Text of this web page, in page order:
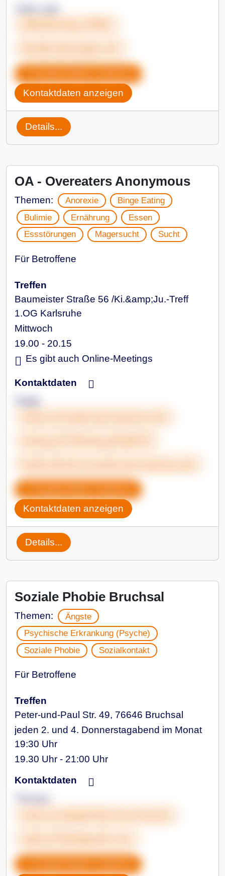
Kontaktdaten anzeigen
Details...
OA - Overeaters Anonymous
Themen: Anorexie
Binge Eating
Bulimie
Ernährung
Essen
Essstörungen
Magersucht Sucht
Für Betroffene
Treffen
Baumeister Straße 56 /Ki.&amp;Ju.-Treff
1.OG Karlsruhe
Mittwoch
19.00 - 20.15
Es gibt auch Online-Meetings
Kontaktdaten
Kontaktdaten anzeigen
Details...
Soziale Phobie Bruchsal
Themen:
Ängste
Psychische Erkrankung (Psyche)
Soziale Phobie
Sozialkontakt
Für Betroffene
Treffen
Peter-und-Paul Str. 49, 76646 Bruchsal
jeden 2. und 4. Donnerstagabend im Monat
19:30 Uhr
19.30 Uhr - 21:00 Uhr
Kontaktdaten